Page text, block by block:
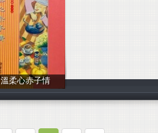
溫柔心赤子情
涂育芸